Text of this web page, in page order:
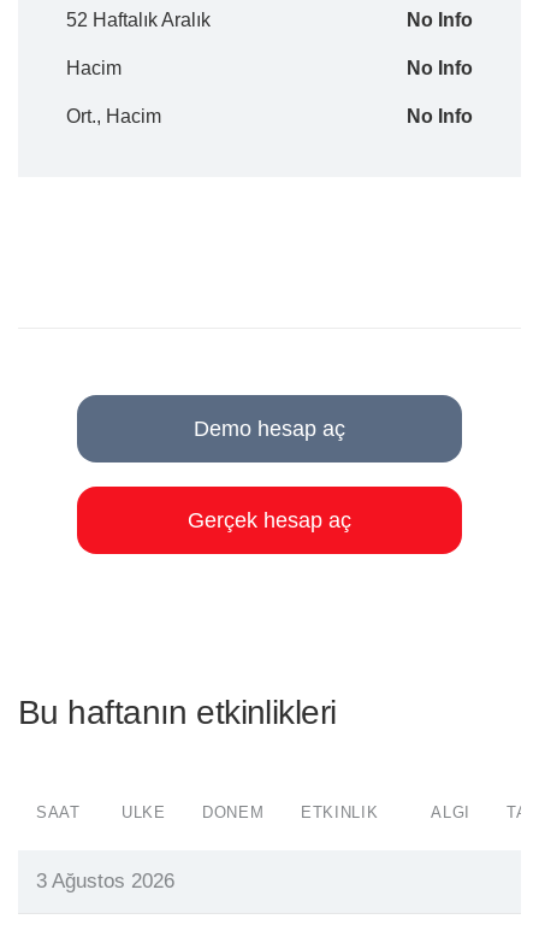
52 Haftalık Aralık No Info
Hacim No Info
Ort., Hacim No Info
Demo hesap aç
Gerçek hesap aç
Bu haftanın etkinlikleri
SAAT ÜLKE DÖNEM ETKINLIK ALGI
3 Ağustos 2026